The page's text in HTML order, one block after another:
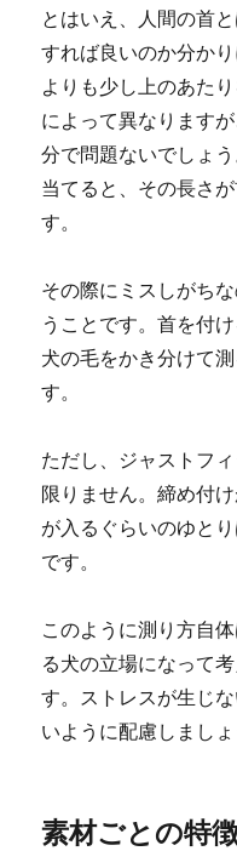
とはいえ、人間の首
すれば良いのか分か
よりも少し上のあた
によって異なります
分で問題ないでしょ
当てると、その長さ
す。
その際にミスしがち
うことです。首を付
犬の毛をかき分けて
す。
ただし、ジャストフ
限りません。締め付
が入るぐらいのゆと
です。
このように測り方自
る犬の立場になって
す。ストレスが生じ
いように配慮しましょ
素材ごとの特